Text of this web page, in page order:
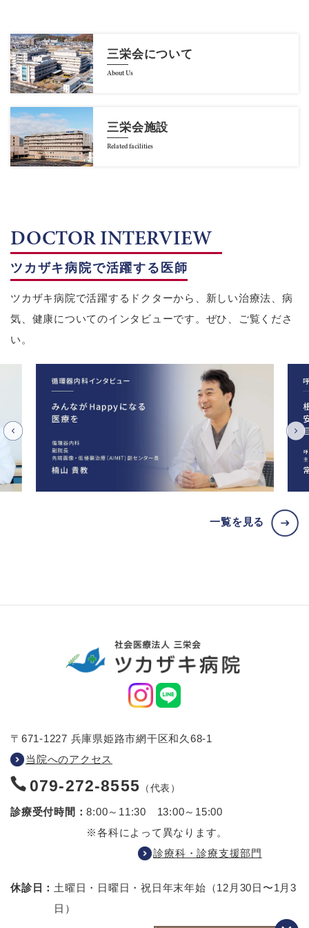
三栄会について
About Us
三栄会施設
Related facilities
DOCTOR INTERVIEW
ツカザキ病院で活躍する医師
ツカザキ病院で活躍するドクターから、新しい治療法、病
気、健康についてのインタビューです。ぜひ、ご覧くださ
い。
一覧を見る
〒671-1227 兵庫県姫路市網干区和久68-1
当院へのアクセス
079-272-8555 （代表）
診療受付時間：8:00～11:30 13:00～15:00
※各科によって異なります。
診療科・診療支援部門
休診日： 土曜日・日曜日・祝日年末年始（12月30日〜1月3
日）